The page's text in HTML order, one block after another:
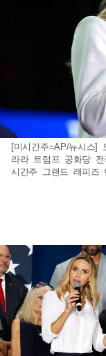
[미시간주=AP/뉴시스]
라라 트럼프 공화당 전
시간주 그랜드 래피즈